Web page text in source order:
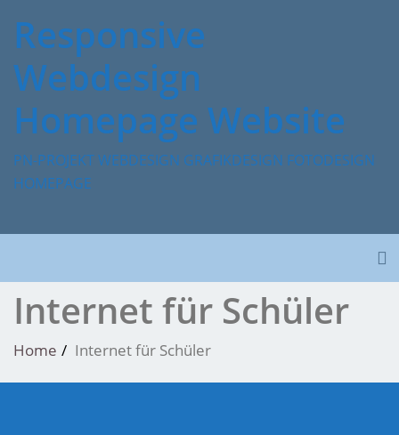
content
Responsive
Webdesign
Homepage Website
PN-PROJEKT WEBDESIGN GRAFIKDESIGN FOTODESIGN
HOMEPAGE
Internet für Schüler
Home Internet für Schüler